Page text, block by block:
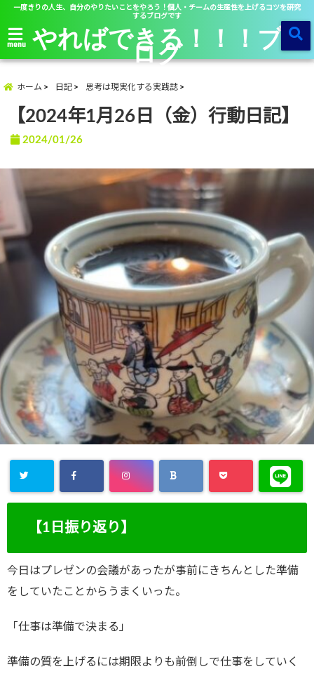
一度きりの人生、自分のやりたいことをやろう！個人・チームの生産性を上げるコツを研究
するブログです
menu やればできる！！！ブ
ログ
ホーム 日記 思考は現実化する実践誌
【2024年1月26日（金）行動日記】
2024/01/26
【1日振り返り】
今日はプレゼンの会議があったが事前にきちんとした準備
をしていたことからうまくいった。
「仕事は準備で決まる」
準備の質を上げるには期限よりも前倒しで仕事をしていく